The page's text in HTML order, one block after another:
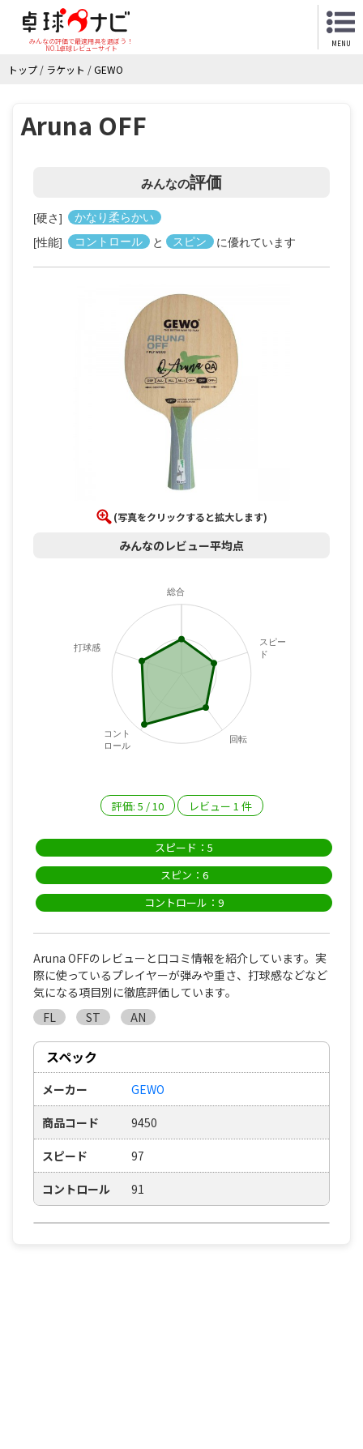
みんなの評価で最適用具を選ぼう！
NO.1卓球レビューサイト
MENU
トップ / ラケット /GEWO
Aruna OFF
みんなの評価
[硬さ]
かなり柔らかい
[性能]
コントロール と スピン に優れています
(写真をクリックすると拡大します)
みんなのレビュー平均点
総合
スピー
ド
回転
コント
ロール
打球感
評価: 5 / 10 レビュー 1 件
スピード：5
スピン：6
コントロール：9
Aruna OFFのレビューと口コミ情報を紹介しています。実
際に使っているプレイヤーが弾みや重さ、打球感などなど
気になる項目別に徹底評価しています。
FL
ST AN
スペック
メーカー GEWO
商品コード 9450
スピード 97
コントロール 91